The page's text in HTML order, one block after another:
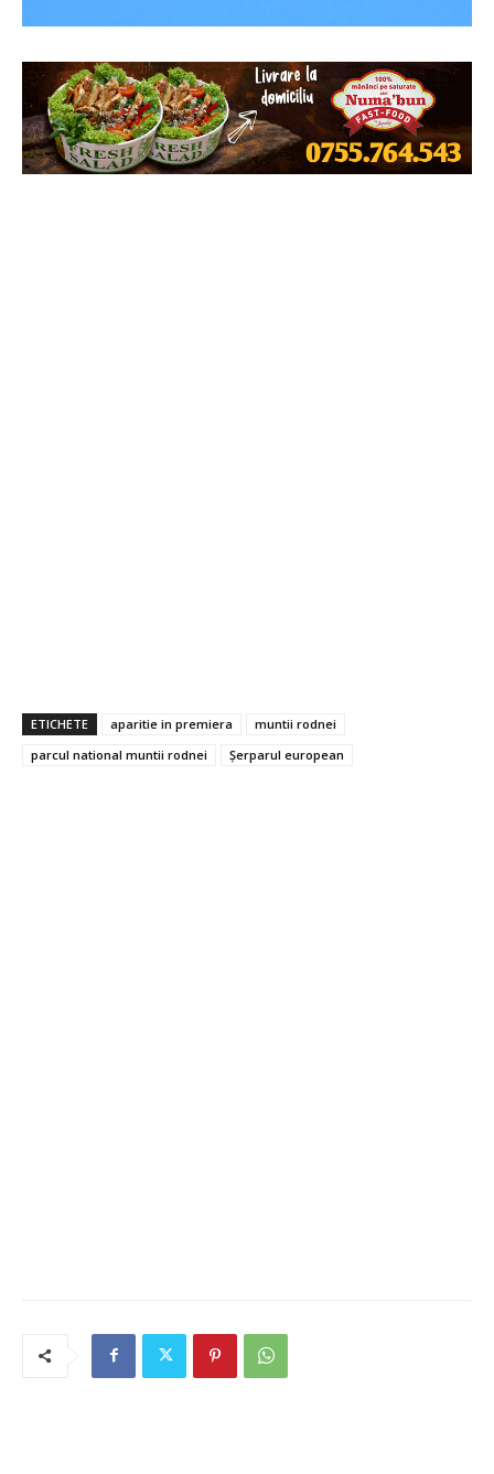
ETICHETE aparitie in premiera
muntii rodnei
parcul national muntii rodnei
Șerparul european